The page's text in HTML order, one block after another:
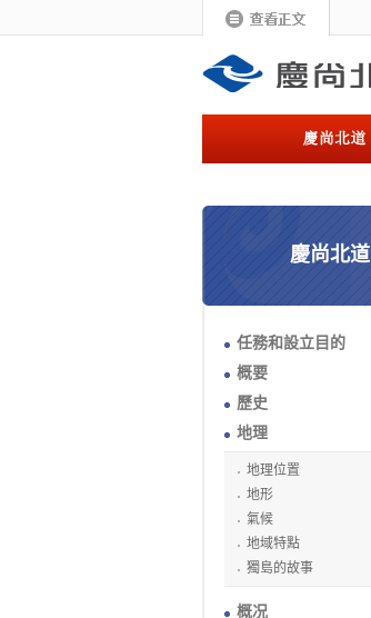
慶尚北道
任務和設立目的
概要
歷史
地理
地理位置
地形
氣候
地域特點
獨島的故事
概况